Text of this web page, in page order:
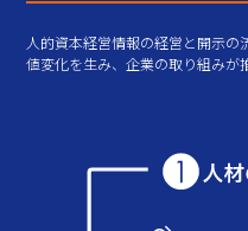
人的資本経営情報の経営と開示
値変化を生み、企業の取り組みが